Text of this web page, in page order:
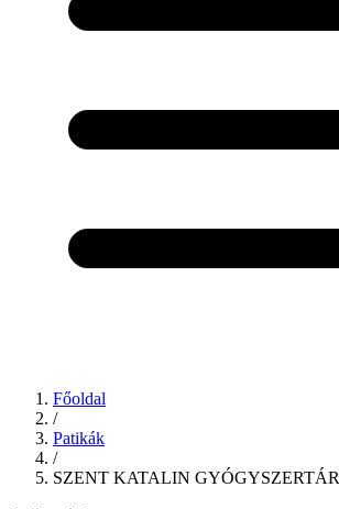
Főoldal
/
Patikák
/
SZENT KATALIN GYÓGYSZERTÁR